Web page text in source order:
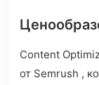
Content
от Semrush ,